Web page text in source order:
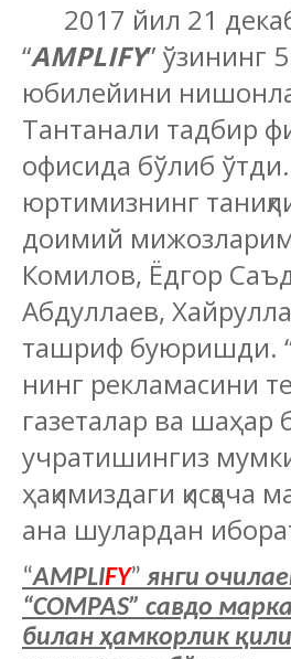
2017 йил 21
“AMPLIFY” ўзининг
юбилейини
Тантанали тадбир
офисида бўлиб
юртимизнинг
доимий
Комилов, Ёдгор
Абдуллаев,
ташриф буюришди.
нинг рекламасини
газеталар ва шаҳар
учратишингиз
ҳақимиздаги қисқача
ана шулардан
“AMPLIFY” янги
“COMPAS” савдо
билан ҳамкорлик